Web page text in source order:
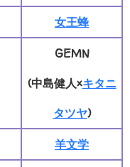
女王蜂
GEMN
(中島健人×キタニ
タツヤ)
羊文学